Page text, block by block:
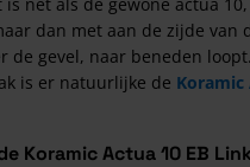
dan met aan de zijde van
de gevel, naar beneden
is er natuurlijke de Koramic
Koramic Actua 10 EB